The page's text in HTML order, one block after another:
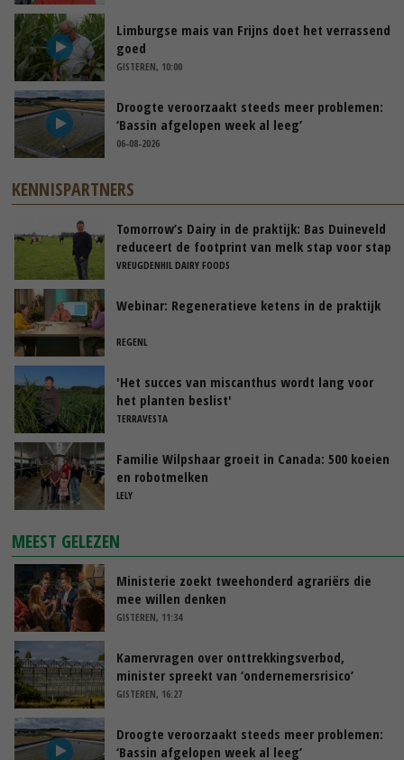
Limburgse mais van Frijns doet het verrassend
goed
GISTEREN, 10:00
Droogte veroorzaakt steeds meer problemen:
‘Bassin afgelopen week al leeg’
06-08-2026
KENNISPARTNERS
Tomorrow’s Dairy in de praktijk: Bas Duineveld
reduceert de footprint van melk stap voor stap
VREUGDENHIL DAIRY FOODS
Webinar: Regeneratieve ketens in de praktijk
REGENL
'Het succes van miscanthus wordt lang voor
het planten beslist'
TERRAVESTA
Familie Wilpshaar groeit in Canada: 500 koeien
en robotmelken
LELY
MEEST GELEZEN
Ministerie zoekt tweehonderd agrariërs die
mee willen denken
GISTEREN, 11:34
Kamervragen over onttrekkingsverbod,
minister spreekt van ‘ondernemersrisico’
GISTEREN, 16:27
Droogte veroorzaakt steeds meer problemen:
‘Bassin afgelopen week al leeg’